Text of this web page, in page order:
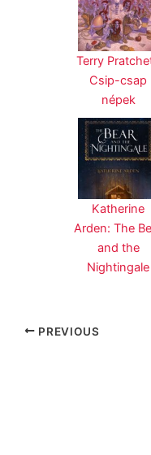
Terry
Csip-csap
népek
Katherine
Arden: The
and the
Nightingale
PREVIOUS